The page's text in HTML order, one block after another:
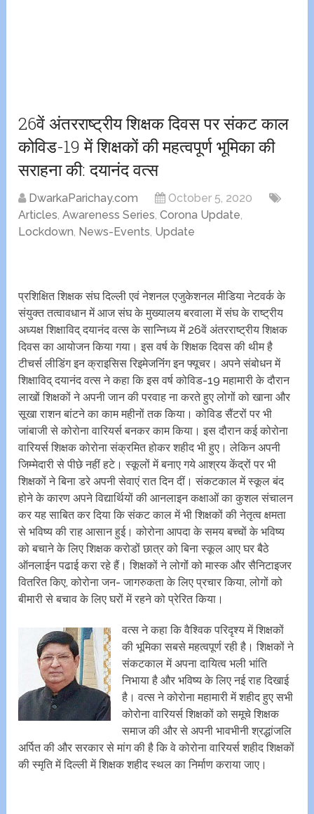
26वें अंतरराष्ट्रीय शिक्षक दिवस पर संकट काल
कोविड-19 में शिक्षकों की महत्वपूर्ण भूमिका की
सराहना की: दयानंद वत्स
DwarkaParichay.com
October 5, 2020
Articles,Awareness Series,Corona Update,
Lockdown, News-Events, Update
प्रशिक्षित शिक्षक संघ दिल्ली एवं नेशनल एजुकेशनल मीडिया नेटवर्क के
संयुक्त तत्वावधान में आज संघ के मुख्यालय बरवाला में संघ के राष्ट्रीय
अध्यक्ष शिक्षाविद् दयानंद वत्स के सान्निध्य में 26वें अंतरराष्ट्रीय शिक्षक
दिवस का आयोजन किया गया। इस वर्ष के शिक्षक दिवस की थीम है
टीचर्स लीडिंग इन क्राइसिस रिइमेजनिंंग इन फ्यूचर। अपने संबोधन में
शिक्षाविद् दयानंद वत्स ने कहा कि इस वर्ष कोविड-19 महामारी के दौरान
लाखों शिक्षकों ने अपनी जान की परवाह ना करते हुए लोगों को खाना और
सूखा राशन बांटने का काम महीनों तक किया। कोविड सैंटरों पर भी
जांबाजी से कोरोना वारियर्स बनकर काम किया। इस दौरान कई कोरोना
वारियर्स शिक्षक कोरोना संक्रमित होकर शहीद भी हुए। लेकिन अपनी
जिम्मेदारी से पीछे नहीं हटे। स्कूलों में बनाए गये आश्रय केंद्रों पर भी
शिक्षकों ने बिना डरे अपनी सेवाएं रात दिन दीं। संकटकाल में स्कूल बंद
होने के कारण अपने विद्यार्थियों की आनलाइन कक्षाओं का कुशल संचालन
कर यह साबित कर दिया कि संकट काल में भी शिक्षकों की नेतृत्व क्षमता
से भविष्य की राह आसान हुई। कोरोना आपदा के समय बच्चों के भविष्य
को बचाने के लिए शिक्षक करोडों छात्र को बिना स्कूल आए घर बैठे
ऑनलाईन पढाई करा रहे हैं। शिक्षकों ने लोगोंं को मास्क और सैनिटाइजर
वितरित किए, कोरोना जन- जागरुकता के लिए प्रचार किया, लोगों को
बीमारी से बचाव के लिए घरों में रहने को प्रेरित किया।
वत्स ने कहा कि वैश्विक परिदृश्य में शिक्षकों
की भूमिका सबसे महत्वपूर्ण रही है। शिक्षकों ने
संकटकाल में अपना दायित्व भली भांति
निभाया है और भविष्य के लिए नई राह दिखाई
है। वत्स ने कोरोना महामारी में शहीद हुए सभी
कोरोना वारियर्स शिक्षकों को समूचे शिक्षक
समाज की और से अपनी भावभीनी श्रद्धांजलि
अर्पित की और सरकार से मांग की है कि वे कोरोना वारियर्स शहीद शिक्षकों
की स्मृति में दिल्ली में शिक्षक शहीद स्थल का निर्माण कराया जाए।